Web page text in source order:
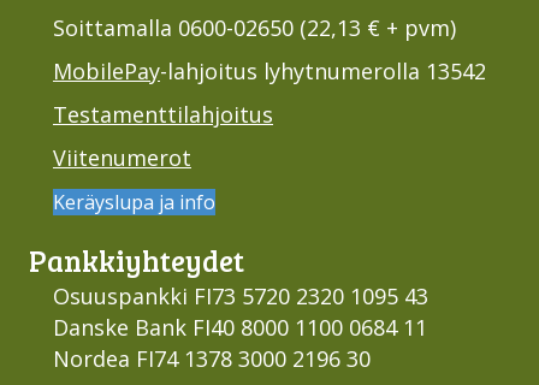
Soittamalla 0600-02650 (22,13 € + pvm)
MobilePay-lahjoitus lyhytnumerolla 13542
Testamenttilahjoitus
Viitenumerot
Keräyslupa ja info
Pankki­yhteydet
Osuuspankki FI73 5720 2320 1095 43
Danske Bank FI40 8000 1100 0684 11
Nordea FI74 1378 3000 2196 30